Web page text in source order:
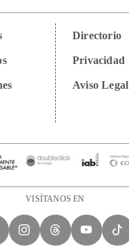
Directorio
Privacidad
Aviso Legal
VISÍTANOS EN